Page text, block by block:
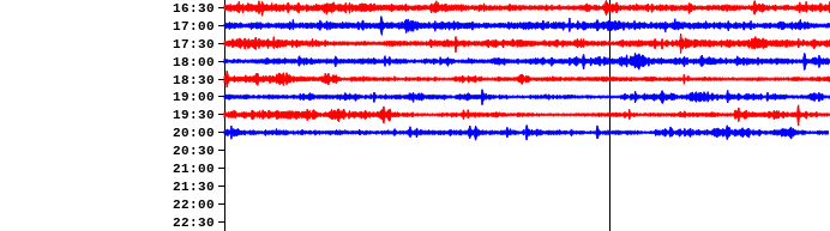
16:30
17:00
17:30
18:00
18:30
19:00
19:30
20:00
20:30
21:00
21:30
22:00
22:30